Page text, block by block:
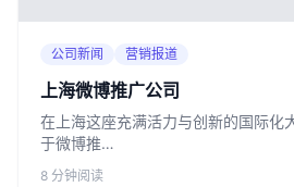
公司新闻 营销报道
上海微博推广公司
在上海这座充满活力与创新的国际化
于微博推…
8 分钟阅读